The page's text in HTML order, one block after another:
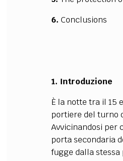
6. Conclusions
1. Introduzione
È la notte tra il 15
portiere del turno
Avvicinandosi per
porta secondaria
fugge dalla